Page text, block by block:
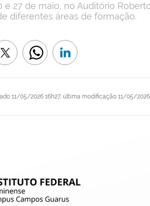
11/05/2026 16h27, última modificação 11/05/2026
27 de maio, no Auditório
diferentes áreas de formação.